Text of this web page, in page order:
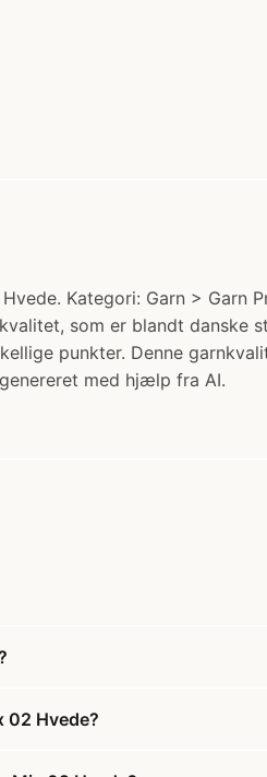
Kategori: Garn > Garn
som er blandt
punkter. Denne
med hjælp fra AI.
02 Hvede?